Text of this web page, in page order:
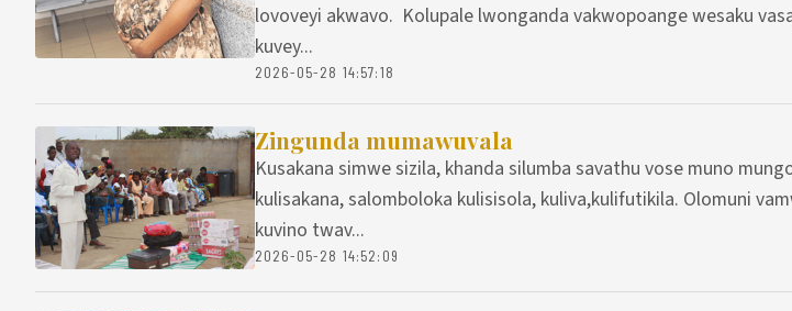
lovoveyi akwavo. Kolupale lwonganda vakwopoange wesaku
kuvey...
2026-05-28 14:57:18
Zingunda mumawuvala
Kusakana simwe sizila, khanda silumba savathu vose muno
kulisakana, salomboloka kulisisola, kuliva,kulifutikila. Olomuni
kuvino twav...
2026-05-28 14:52:09